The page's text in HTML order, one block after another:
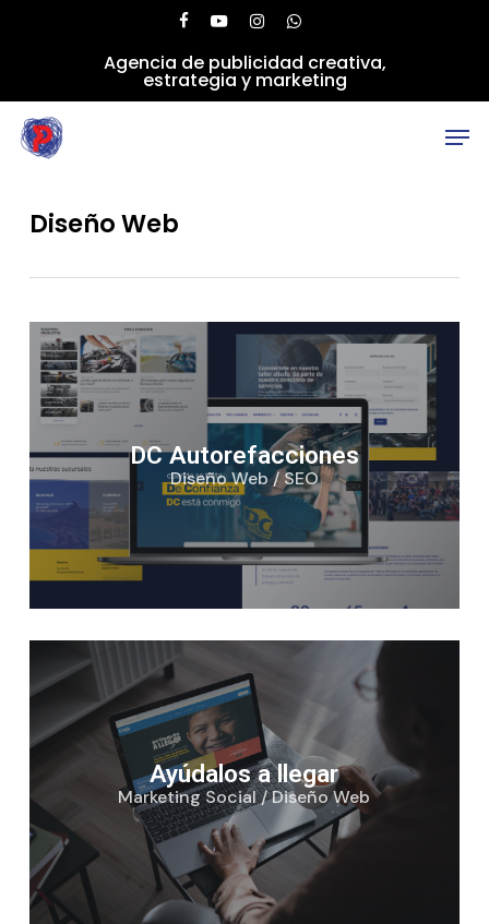
facebookyoutubeinstagramwhatsapp
Agencia de publicidad creativa,
estrategia y marketing
Diseño Web
DC Autorefacciones
Diseño Web / SEO
Ayúdalos a llegar
Marketing Social / Diseño Web